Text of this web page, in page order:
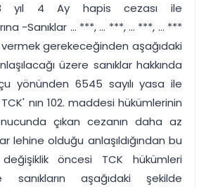
yıl 4 Ay hapis cezası ile
-Sanıklar ... ***, ... ***, ... ***, ... ***
gerekeceğinden aşağıdaki
üzere sanıklar hakkında
yönünden 6545 sayılı yasa ile
nın 102. maddesi hükümlerinin
çıkan cezanın daha az
lehine olduğu anlaşıldığından bu
öncesi TCK hükümleri
sanıkların aşağıdaki şekilde